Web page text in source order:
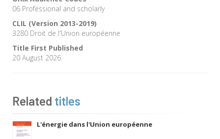
06 Professional and scholarly
CLIL (Version 2013-2019)
3280 Droit de l'Union européenne
Title First Published
20 August 2026
Related titles
L'énergie dans l'Union européenne